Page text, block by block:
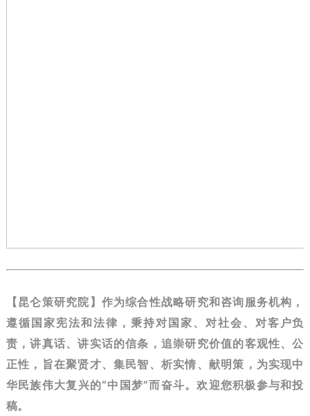
【昆仑策研究院】作为综合性战略研究和咨询服务机构，
遵循国家宪法和法律，秉持对国家、对社会、对客户负
责，讲真话、讲实话的信条，追崇研究价值的客观性、公
正性，旨在聚贤才、集民智、析实情、献明策，为实现中
华民族伟大复兴的“中国梦”而奋斗。欢迎您积极参与和投
稿。